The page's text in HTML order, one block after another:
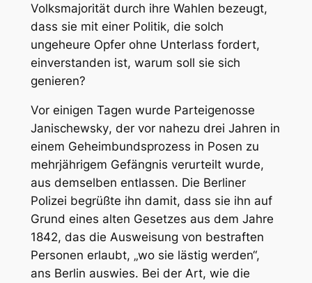
Volksmajorität durch ihre Wahlen bezeugt,
dass sie mit einer Politik, die solch
ungeheure Opfer ohne Unterlass fordert,
einverstanden ist, warum soll sie sich
genieren?
Vor einigen Tagen wurde Parteigenosse
Janischewsky, der vor nahezu drei Jahren in
einem Geheimbundsprozess in Posen zu
mehrjährigem Gefängnis verurteilt wurde,
aus demselben entlassen. Die Berliner
Polizei begrüßte ihn damit, dass sie ihn auf
Grund eines alten Gesetzes aus dem Jahre
1842, das die Ausweisung von bestraften
Personen erlaubt, „wo sie lästig werden“,
ans Berlin auswies. Bei der Art, wie die